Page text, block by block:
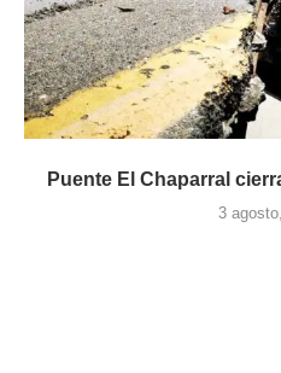
Puente El Chaparral
3